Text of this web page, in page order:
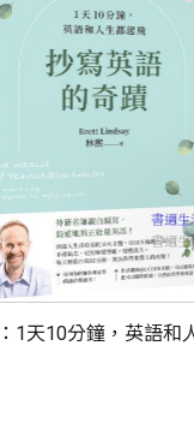
1天10分鐘，英語和